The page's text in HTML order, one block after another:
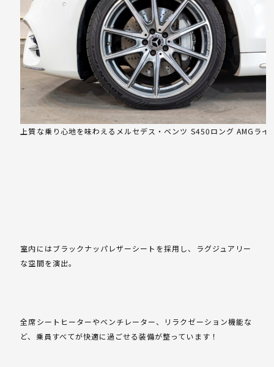
上質な乗り心地を味わえるメルセデス・ベンツ S450ロング AMGライ
室内にはブラックナッパレザーシートを採用し、ラグジュアリー
な空間を演出。
全席シートヒーターやベンチレーター、リラクゼーション機能な
ど、乗員すべてが快適に過ごせる装備が整っています！